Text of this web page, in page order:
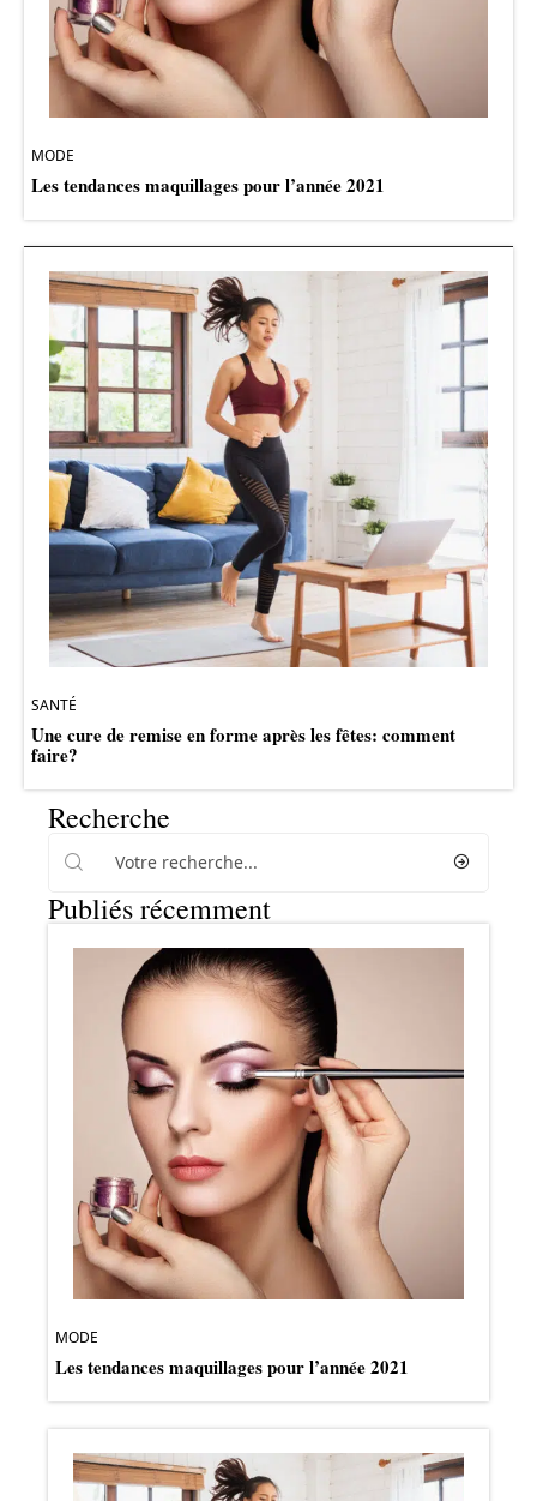
MODE
Les tendances maquillages pour l’année 2021
SANTÉ
Une cure de remise en forme après les fêtes: comment
faire?
Recherche
Publiés récemment
MODE
Les tendances maquillages pour l’année 2021